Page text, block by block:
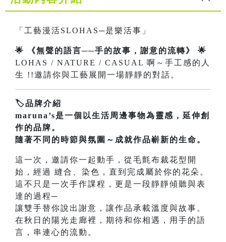
「工藝漫活SLOHAS─是樂活事」
🌟 《無聲的語言──手的故事，謝意的流轉》 🌟
LOHAS / NATURE / CASUAL 啊～手工感的人
生 !!邀請你與工藝展開一場靜靜的對話。
🏷品牌介紹
maruna’s是一個以生活周邊事物為靈感，延伸創
作的品牌。
隨著不同的時節與氛圍～成就作品嶄新的生命。
這一次，邀請你一起動手，從毛氈布裁花型開
始，經過 縫合、染色，直到完成屬於你的花朵。
這不只是一次手作課程，更是一段靜靜傾聽與表
達的過程─
讓雙手替你說出謝意，讓作品承載溫度與故事。
在秋日的陽光走廊裡，期待和你相遇，用手的語
言，串連心的流動。